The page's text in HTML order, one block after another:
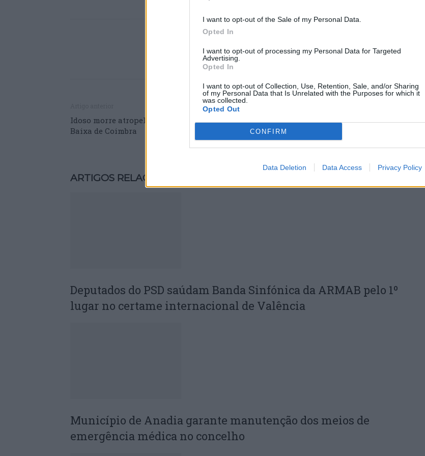
I want to opt-out of the Sale of my Personal Data.
Opted In
I want to opt-out of processing my Personal Data for Targeted
Advertising.
Opted In
I want to opt-out of Collection, Use, Retention, Sale, and/or Sharing
of my Personal Data that Is Unrelated with the Purposes for which it
was collected.
Opted Out
CONFIRM
Data Deletion Data Access Privacy Policy
Idoso morre atropelado por camião na
Baixa de Coimbra
Lançada a terceira edição do anuário
ARTIGOS RELACIONADOS
Deputados do PSD saúdam Banda Sinfónica da ARMAB pelo 1º
lugar no certame internacional de Valência
Município de Anadia garante manutenção dos meios de
emergência médica no concelho